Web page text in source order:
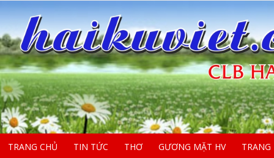
TRANG CHỦ TIN TỨC THƠ GƯƠNG MẶT HV